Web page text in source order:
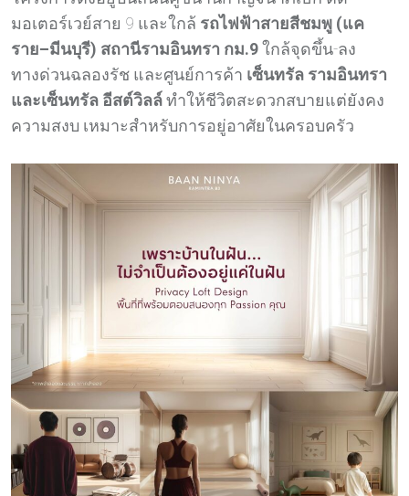
มอเตอร์เวย์สาย 9 และใกล้ รถไฟฟ้าสายสีชมพู (แค
ราย–มีนบุรี) สถานีรามอินทรา กม.9ใกล้จุดขึ้น-ลง
ทางด่วนฉลองรัช และศูนย์การค้า เซ็นทรัล รามอินทรา
และเซ็นทรัล อีสต์วิลล์ทำให้ชีวิตสะดวกสบายแต่ยังคง
ความสงบ เหมาะสำหรับการอยู่อาศัยในครอบครัว